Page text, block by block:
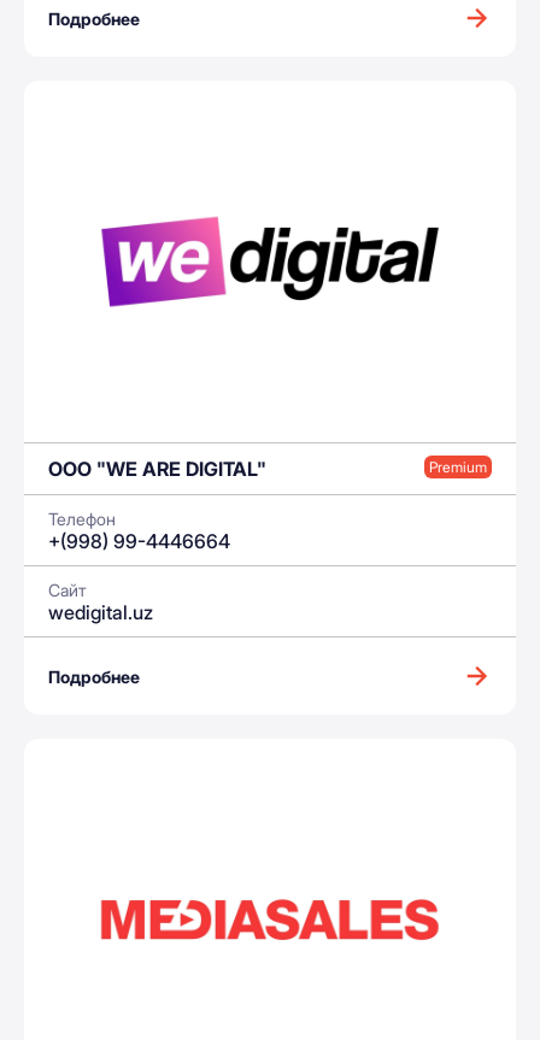
Подробнее
OOO "WE ARE DIGITAL" Premium
Телефон
+(998) 99-4446664
Сайт
wedigital.uz
Подробнее